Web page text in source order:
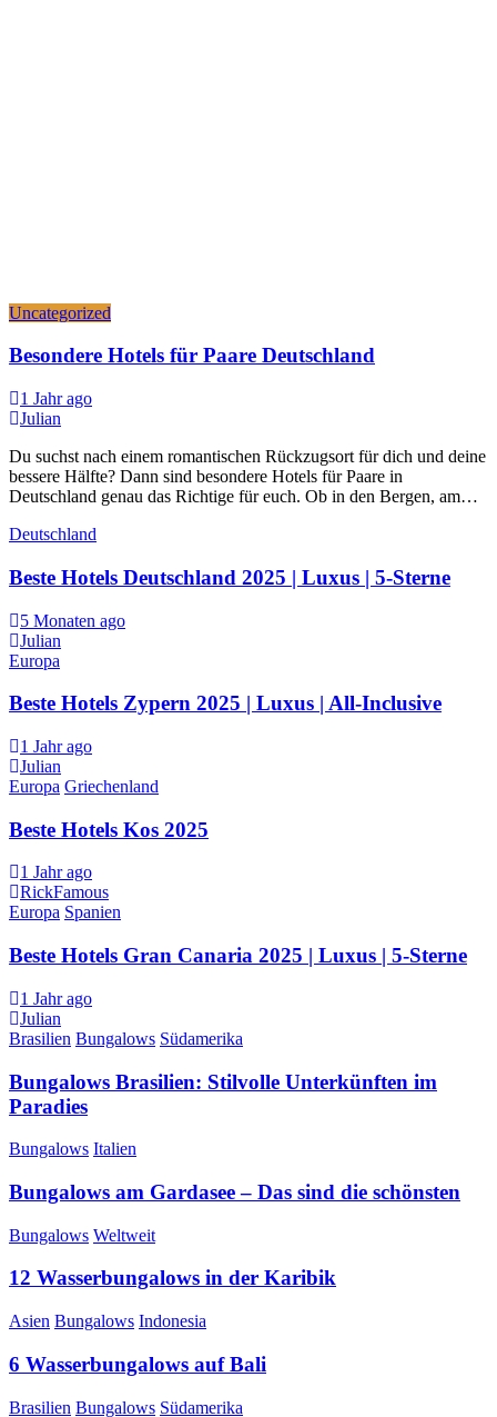
Uncategorized
Besondere Hotels für Paare Deutschland
1 Jahr ago
Julian
Du suchst nach einem romantischen Rückzugsort für dich und deine
bessere Hälfte? Dann sind besondere Hotels für Paare in
Deutschland genau das Richtige für euch. Ob in den Bergen, am…
Deutschland
Beste Hotels Deutschland 2025 | Luxus | 5-Sterne
5 Monaten ago
Julian
Europa
Beste Hotels Zypern 2025 | Luxus | All-Inclusive
1 Jahr ago
Julian
Europa Griechenland
Beste Hotels Kos 2025
1 Jahr ago
RickFamous
Europa Spanien
Beste Hotels Gran Canaria 2025 | Luxus | 5-Sterne
1 Jahr ago
Julian
Brasilien Bungalows Südamerika
Bungalows Brasilien: Stilvolle Unterkünften im
Paradies
Bungalows Italien
Bungalows am Gardasee – Das sind die schönsten
Bungalows Weltweit
12 Wasserbungalows in der Karibik
Asien Bungalows Indonesia
6 Wasserbungalows auf Bali
Brasilien Bungalows Südamerika